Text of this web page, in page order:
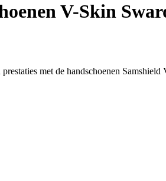
V-Skin
met de handschoenen